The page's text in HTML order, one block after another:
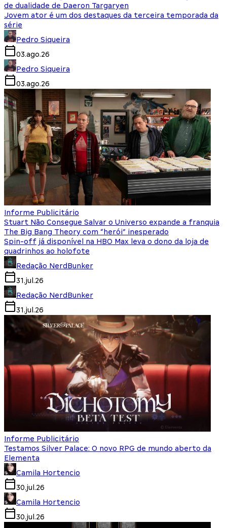
de dualidade de Daeron Targaryen
Jovem ator é um dos destaques da terceira temporada da
série
Pedro Siqueira
03.ago.26
Pedro Siqueira
03.ago.26
Informe Publicitário
Stuart Não Consegue Salvar o Universo expande a franquia
The Big Bang Theory com “herói” inesperado
Spin-off já disponível na HBO Max leva o dono da loja de
quadrinhos ao holofote
Redação NerdBunker
31.jul.26
Redação NerdBunker
31.jul.26
Informe Publicitário
Testamos Silver Palace: O novo RPG de mundo aberto da
Elementa
Camila Hortencio
30.jul.26
Camila Hortencio
30.jul.26